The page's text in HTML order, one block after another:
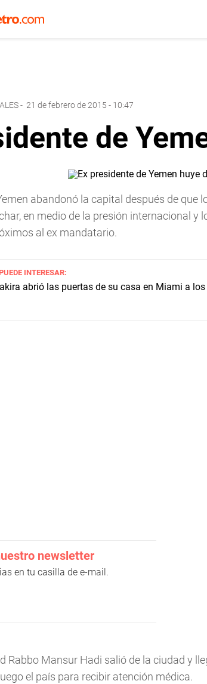
- 21 de febrero de 2015 - 10:47
de
abandonó la capital después de que
en medio de la presión internacional y
al ex mandatario.
INTERESAR:
abrió las puertas de su casa en Miami a
newsletter
en tu casilla de e-mail.
Rabbo Mansur Hadi salió de la ciudad y
el país para recibir atención médica.